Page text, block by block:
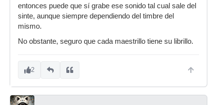
entonces puede que sí grabe ese sonido tal cual sale del
sinte, aunque siempre dependiendo del timbre del
mismo.
No obstante, seguro que cada maestrillo tiene su librillo.
2